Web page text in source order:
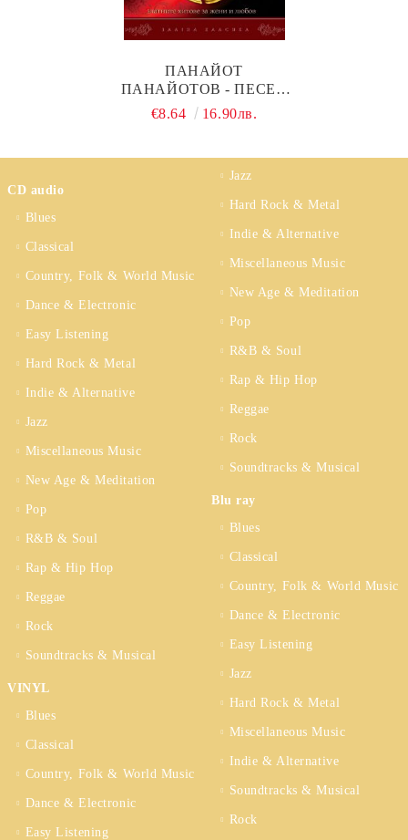
ПАНАЙОТ
ПАНАЙОТОВ - ПЕСЕН
МОЯ (60 ГОДИНИ) (CD)
€8.64 16.90лв.
CD audio
Blues
Classical
Country, Folk & World Music
Dance & Electronic
Easy Listening
Hard Rock & Metal
Indie & Alternative
Jazz
Miscellaneous Music
New Age & Meditation
Pop
R&B & Soul
Rap & Hip Hop
Reggae
Rock
Soundtracks & Musical
VINYL
Blues
Classical
Country, Folk & World Music
Dance & Electronic
Easy Listening
Jazz
Hard Rock & Metal
Indie & Alternative
Miscellaneous Music
New Age & Meditation
Pop
R&B & Soul
Rap & Hip Hop
Reggae
Rock
Soundtracks & Musical
Blu ray
Blues
Classical
Country, Folk & World Music
Dance & Electronic
Easy Listening
Jazz
Hard Rock & Metal
Miscellaneous Music
Indie & Alternative
Soundtracks & Musical
Rock